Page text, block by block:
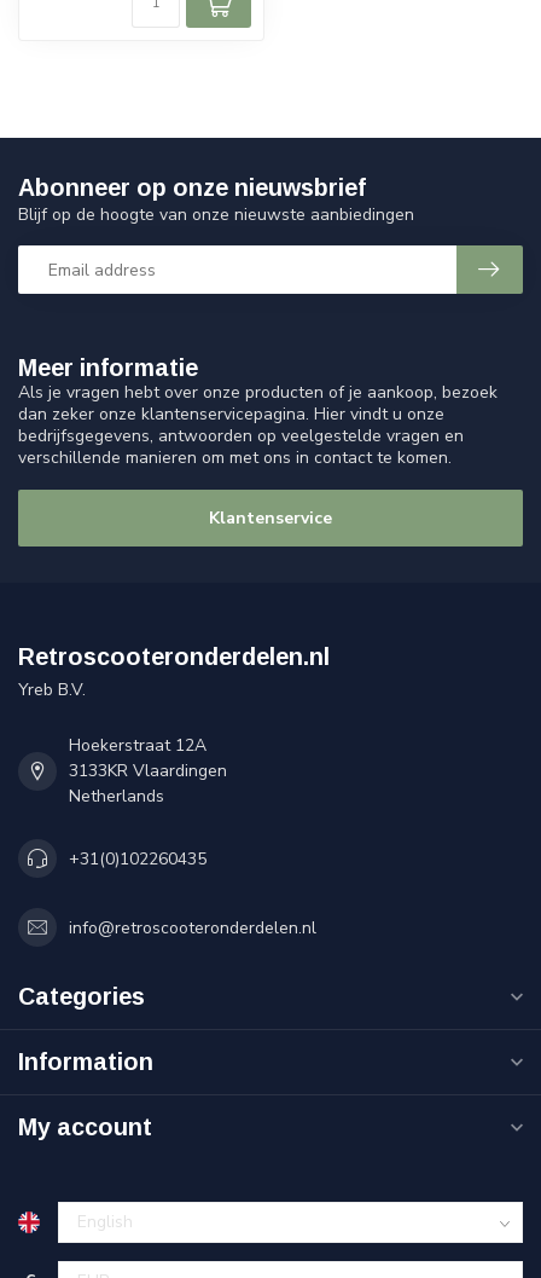
Meer informatie
Als je vragen hebt over onze producten of je aankoop, bezoek
dan zeker onze klantenservicepagina. Hier vindt u onze
bedrijfsgegevens, antwoorden op veelgestelde vragen en
verschillende manieren om met ons in contact te komen.
Klantenservice
Abonneer op onze nieuwsbrief
Blijf op de hoogte van onze nieuwste aanbiedingen
Retroscooteronderdelen.nl
Yreb B.V.
Hoekerstraat 12A
3133KR Vlaardingen
Netherlands
+31(0)102260435
info@retroscooteronderdelen.nl
Categories
Information
My account